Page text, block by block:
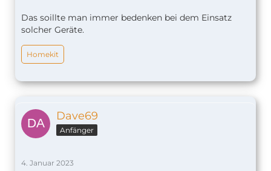
Das soillte man immer bedenken bei dem Einsatz
solcher Geräte.
Homekit
Dave69
Anfänger
4. Januar 2023